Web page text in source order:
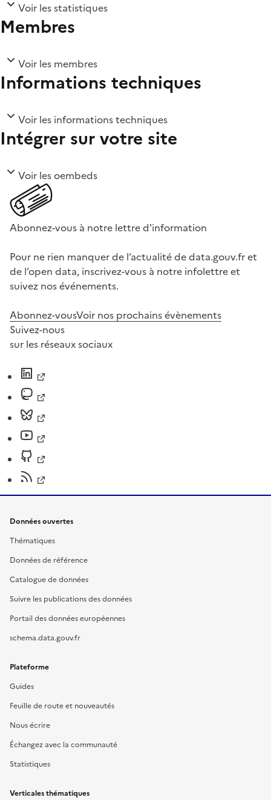
Voir les statistiques
Membres
Voir les membres
Informations techniques
Voir les informations techniques
Intégrer sur votre site
Voir les oembeds
Abonnez-vous à notre lettre d'information
Pour ne rien manquer de l’actualité de data.gouv.fr et
de l’open data, inscrivez-vous à notre infolettre et
suivez nos événements.
Abonnez-vousVoir nos prochains évènements
Suivez-nous
sur les réseaux sociaux
Données ouvertes
Thématiques
Données de référence
Catalogue de données
Suivre les publications des données
Portail des données européennes
schema.data.gouv.fr
Plateforme
Guides
Feuille de route et nouveautés
Nous écrire
Échangez avec la communauté
Statistiques
Verticales thématiques